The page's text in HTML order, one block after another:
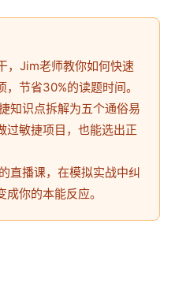
，Jim老师教你如何快速
节省30%的读题时间。
知识点拆解为五个通俗易
过敏捷项目，也能选出正
直播课，在模拟实战中纠
你的本能反应。